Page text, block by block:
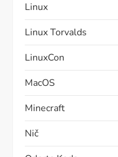
Linux
Linux Torvalds
LinuxCon
MacOS
Minecraft
Nič